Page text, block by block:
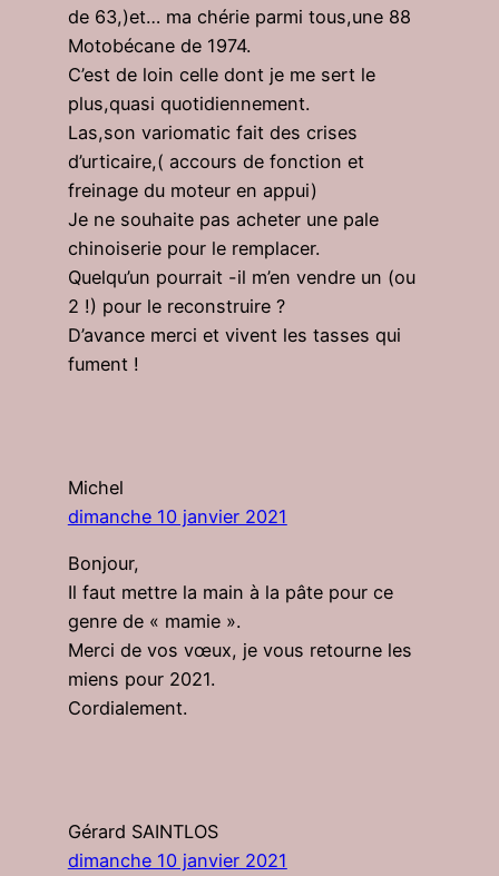
de 63,)et… ma chérie parmi tous,une 88
Motobécane de 1974.
C’est de loin celle dont je me sert le
plus,quasi quotidiennement.
Las,son variomatic fait des crises
d’urticaire,( accours de fonction et
freinage du moteur en appui)
Je ne souhaite pas acheter une pale
chinoiserie pour le remplacer.
Quelqu’un pourrait -il m’en vendre un (ou
2 !) pour le reconstruire ?
D’avance merci et vivent les tasses qui
fument !
Michel
dimanche 10 janvier 2021
Bonjour,
Il faut mettre la main à la pâte pour ce
genre de « mamie ».
Merci de vos vœux, je vous retourne les
miens pour 2021.
Cordialement.
Gérard SAINTLOS
dimanche 10 janvier 2021